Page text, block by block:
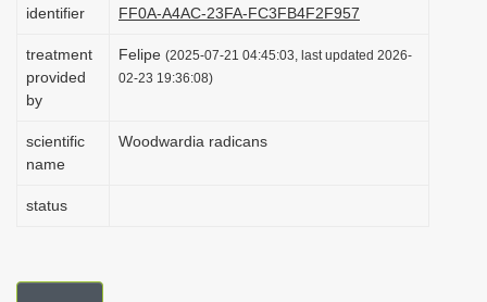
o
n
identifier
FF0A-A4AC-23FA-FC3FB4F2F957
treatment
provided
by
Felipe (2025-07-21 04:45:03, last updated 2026-
02-23 19:36:08)
scientific
name
Woodwardia radicans
status